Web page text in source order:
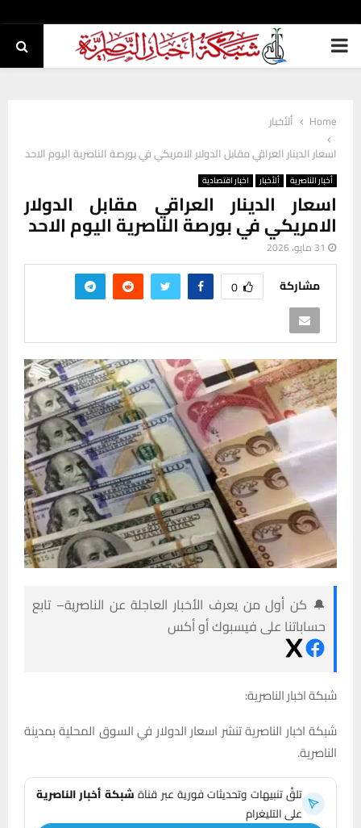
PRIMARY
Home
ألأخبار
اسعار الدينار العراقي مقابل الدولار الامريكي في بورصة الناصرية اليوم الاحد
أخبار الناصرية ألأخبار اخبار اقتصادية
اسعار الدينار العراقي مقابل الدولار
الامريكي في بورصة الناصرية اليوم الاحد
31 مايو، 2026
مشاركة 0
🔔 كن أول من يعرف الأخبار العاجلة عن الناصرية– تابع
حساباتنا على فيسبوك أو أكس
شبكة اخبار الناصرية:
شبكة اخبار الناصرية تنشر اسعار الدولار في السوق المحلية بمدينة
الناصرية.
تلقَّ تنبيهات وتحديثات فورية عبر قناةشبكة أخبار الناصرية
على التليغرام